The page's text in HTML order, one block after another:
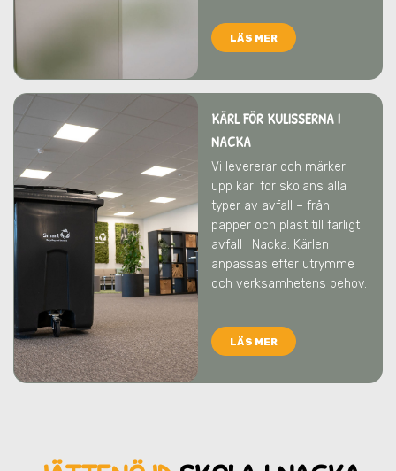
LÄS MER
KÄRL FÖR KULISSERNA I
NACKA
Vi levererar och märker
upp kärl för skolans alla
typer av avfall – från
papper och plast till farligt
avfall i Nacka. Kärlen
anpassas efter utrymme
och verksamhetens behov.
LÄS MER